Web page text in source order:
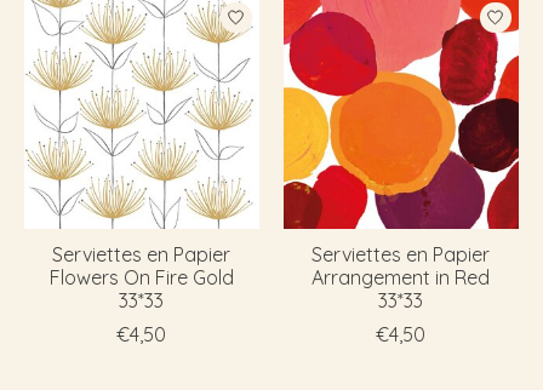
Serviettes en Papier
Flowers On Fire Gold
33*33
€4,50
Serviettes en Papier
Arrangement in Red
33*33
€4,50